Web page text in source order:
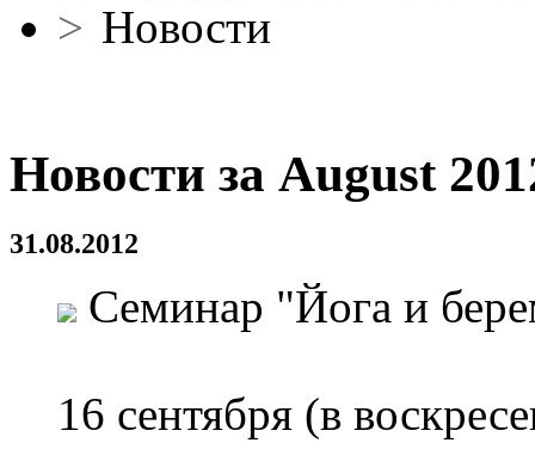
> Новости
Новости за August
31.08.2012
Семинар "Йога и
16 сентября (в